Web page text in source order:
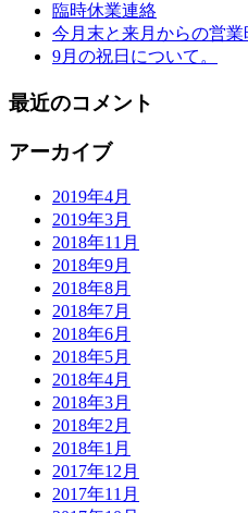
臨時休業連絡
今月末と来月からの営
9月の祝日について。
最近のコメント
アーカイブ
2019年4月
2019年3月
2018年11月
2018年9月
2018年8月
2018年7月
2018年6月
2018年5月
2018年4月
2018年3月
2018年2月
2018年1月
2017年12月
2017年11月